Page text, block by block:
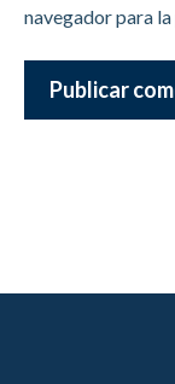
navegador para